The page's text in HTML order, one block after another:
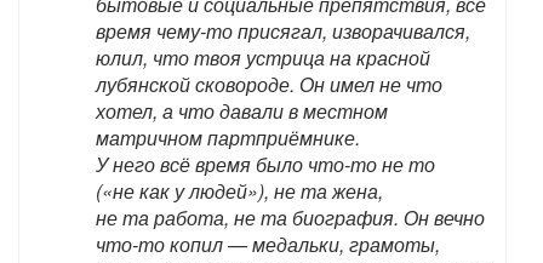
время чему-то присягал, изворачивался,
юлил, что твоя устрица на красной
лубянской сковороде. Он имел не что
хотел, а что давали в местном
матричном партприёмнике.
У него всё время было что-то не то
(«не как у людей»), не та жена,
не та работа, не та биография. Он вечно
что-то копил — медальки, грамоты,